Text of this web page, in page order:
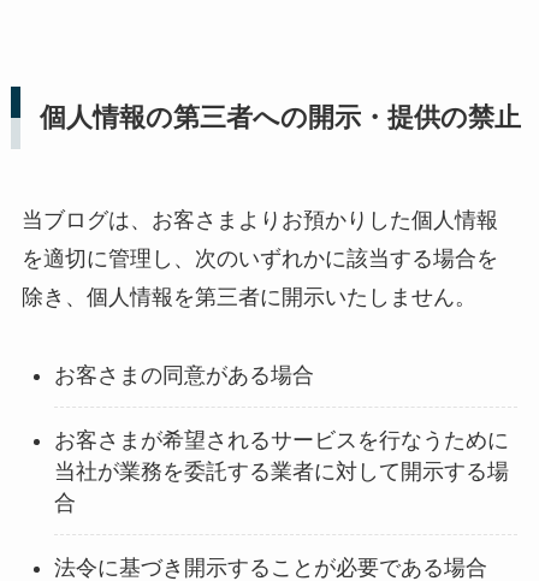
個人情報の第三者への開示・提供の禁止
当ブログは、お客さまよりお預かりした個人情報
を適切に管理し、次のいずれかに該当する場合を
除き、個人情報を第三者に開示いたしません。
お客さまの同意がある場合
お客さまが希望されるサービスを行なうために
当社が業務を委託する業者に対して開示する場
合
法令に基づき開示することが必要である場合